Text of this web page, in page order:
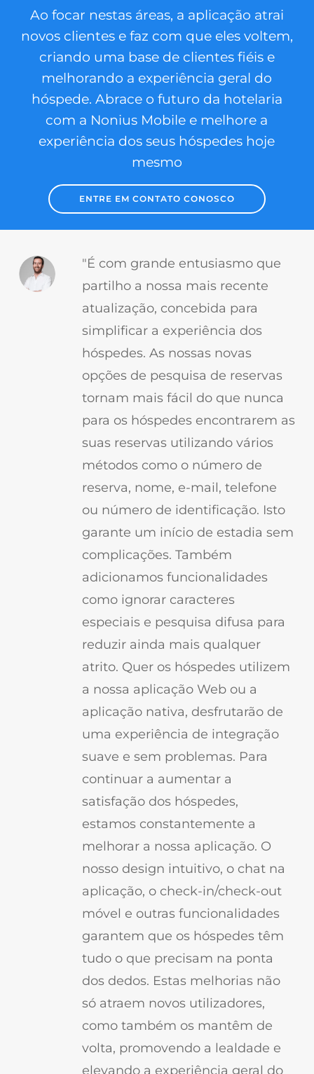
Ao focar nestas áreas, a aplicação atrai
novos clientes e faz com que eles voltem,
criando uma base de clientes fiéis e
melhorando a experiência geral do
hóspede. Abrace o futuro da hotelaria
com a Nonius Mobile e melhore a
experiência dos seus hóspedes hoje
mesmo
ENTRE EM CONTATO CONOSCO
"É com grande entusiasmo que
partilho a nossa mais recente
atualização, concebida para
simplificar a experiência dos
hóspedes. As nossas novas
opções de pesquisa de reservas
tornam mais fácil do que nunca
para os hóspedes encontrarem as
suas reservas utilizando vários
métodos como o número de
reserva, nome, e-mail, telefone
ou número de identificação. Isto
garante um início de estadia sem
complicações. Também
adicionamos funcionalidades
como ignorar caracteres
especiais e pesquisa difusa para
reduzir ainda mais qualquer
atrito. Quer os hóspedes utilizem
a nossa aplicação Web ou a
aplicação nativa, desfrutarão de
uma experiência de integração
suave e sem problemas. Para
continuar a aumentar a
satisfação dos hóspedes,
estamos constantemente a
melhorar a nossa aplicação. O
nosso design intuitivo, o chat na
aplicação, o check-in/check-out
móvel e outras funcionalidades
garantem que os hóspedes têm
tudo o que precisam na ponta
dos dedos. Estas melhorias não
só atraem novos utilizadores,
como também os mantêm de
volta, promovendo a lealdade e
elevando a experiência geral do